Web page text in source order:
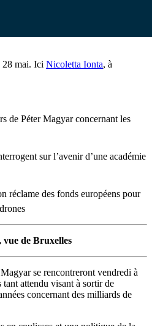
28 mai. Ici Nicoletta Ionta, à
de Péter Magyar concernant les
sur l’avenir d’une académie
réclame des fonds européens pour
vue de Bruxelles
se rencontreront vendredi à
attendu visant à sortir de
concernant des milliards de